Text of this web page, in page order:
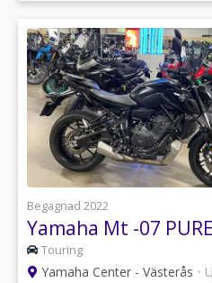
Begagnad 2022
Touring
Yamaha Center - Västerås •